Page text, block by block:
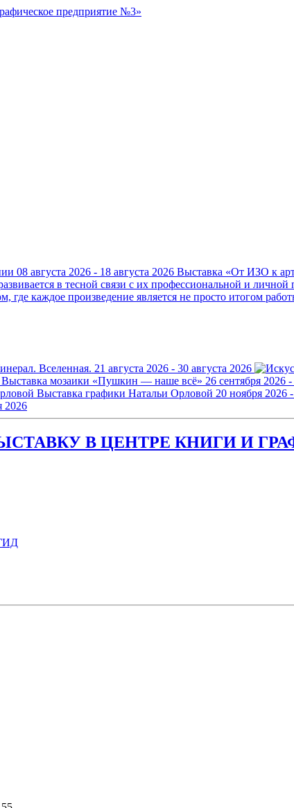
08 августа 2026 - 18 августа 2026 Выставка «От ИЗО к
в тесной связи с их профессиональной и
где каждое произведение является не просто итогом
Вселенная. 21 августа 2026 - 30 августа 2026
Выставка мозаики «Пушкин — наше всё» 26 сентября 2026
Выставка графики Натальи Орловой 20 ноября 2026
2026
В ЦЕНТРЕ КНИГИ И